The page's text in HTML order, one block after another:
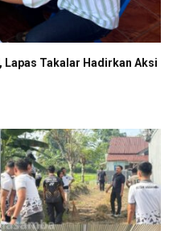
Lapas Takalar Hadirkan Aksi